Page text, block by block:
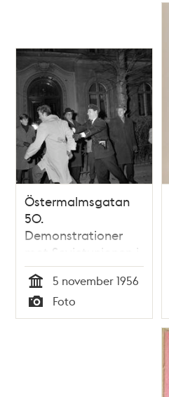
Östermalmsgatan
50.
Demonstrationer
mot Sovjetunionen i
området kring
ambassaden. En
demonstrant grips
av polisen
Tid
5 november 1956
Typ
Foto